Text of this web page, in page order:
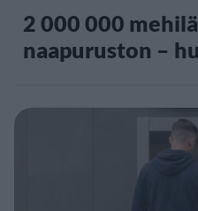
2 000 000
naapuruston –